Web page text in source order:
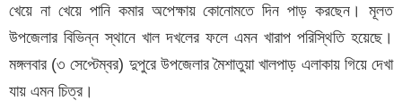
খেয়ে না খেয়ে পানি কমার অপেক্ষায় কোনোমতে দিন পাড় করছেন। মূলত
উপজেলার বিভিন্ন স্থানে খাল দখলের ফলে এমন খারাপ পরিস্থিতি হয়েছে।
মঙ্গলবার (৩ সেপ্টেম্বর) দুপুরে উপজেলার মৈশাতুয়া খালপাড় এলাকায় গিয়ে দেখা
যায় এমন চিত্র।